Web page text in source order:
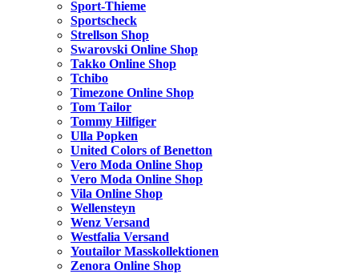
Sport-Thieme
Sportscheck
Strellson Shop
Swarovski Online Shop
Takko Online Shop
Tchibo
Timezone Online Shop
Tom Tailor
Tommy Hilfiger
Ulla Popken
United Colors of Benetton
Vero Moda Online Shop
Vero Moda Online Shop
Vila Online Shop
Wellensteyn
Wenz Versand
Westfalia Versand
Youtailor Masskollektionen
Zenora Online Shop